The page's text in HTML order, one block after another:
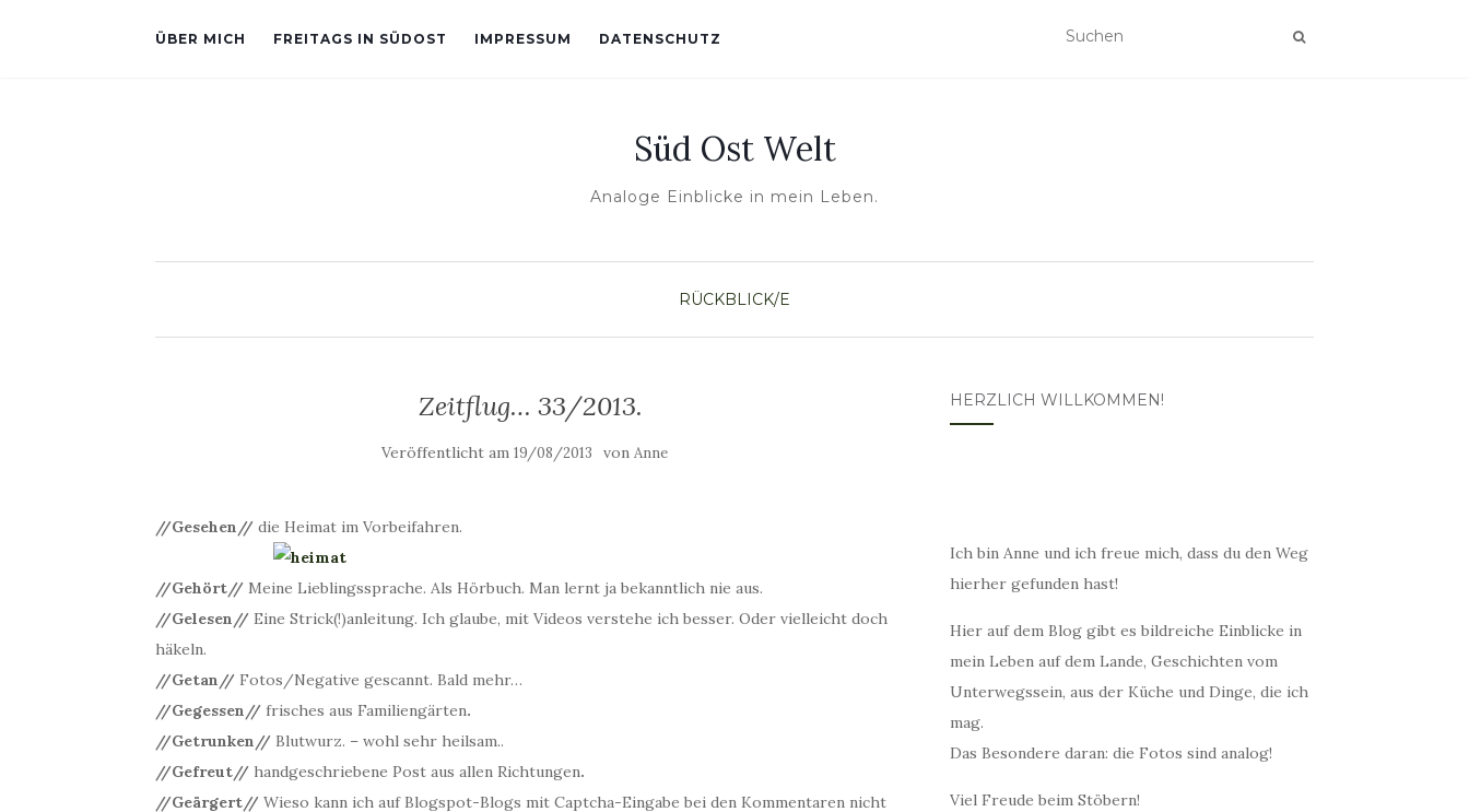
ÜBER MICH FREITAGS IN SÜDOST IMPRESSUM DATENSCHUTZ
Süd Ost Welt
Analoge Einblicke in mein Leben.
RÜCKBLICK/E
Zeitflug… 33/2013.
Veröffentlicht am19/08/2013 vonAnne
//Gesehen// die Heimat im Vorbeifahren.
//Gehört// Meine Lieblingssprache. Als Hörbuch. Man lernt ja bekanntlich nie aus.
//Gelesen// Eine Strick(!)anleitung. Ich glaube, mit Videos verstehe ich besser. Oder vielleicht doch
häkeln.
//Getan// Fotos/Negative gescannt. Bald mehr…
//Gegessen// frisches aus Familiengärten.
//Getrunken// Blutwurz. – wohl sehr heilsam..
//Gefreut// handgeschriebene Post aus allen Richtungen.
//Geärgert// Wieso kann ich auf Blogspot-Blogs mit Captcha-Eingabe bei den Kommentaren nicht
HERZLICH WILLKOMMEN!
Ich bin Anne und ich freue mich, dass du den Weg
hierher gefunden hast!
Hier auf dem Blog gibt es bildreiche Einblicke in
mein Leben auf dem Lande, Geschichten vom
Unterwegssein, aus der Küche und Dinge, die ich
mag.
Das Besondere daran: die Fotos sind analog!
Viel Freude beim Stöbern!